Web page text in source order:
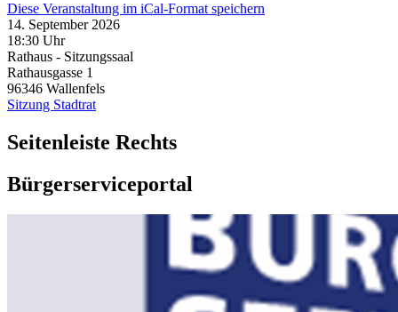
Diese Veranstaltung im iCal-Format speichern
14. September 2026
18:30 Uhr
Rathaus - Sitzungssaal
Rathausgasse 1
96346 Wallenfels
Sitzung Stadtrat
Seitenleiste Rechts
Bürgerserviceportal